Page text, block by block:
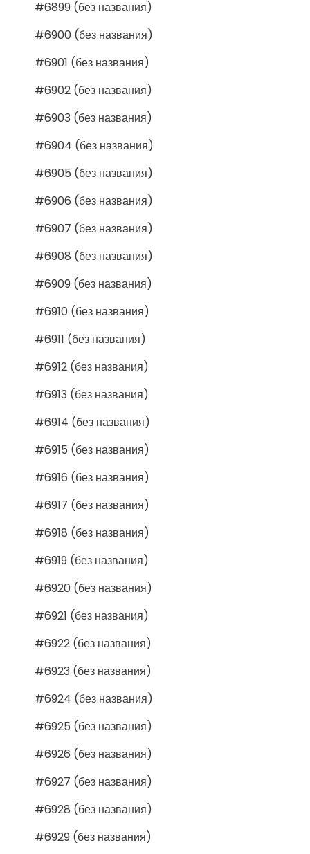
#6899 (без названия)
#6900 (без названия)
#6901 (без названия)
#6902 (без названия)
#6903 (без названия)
#6904 (без названия)
#6905 (без названия)
#6906 (без названия)
#6907 (без названия)
#6908 (без названия)
#6909 (без названия)
#6910 (без названия)
#6911 (без названия)
#6912 (без названия)
#6913 (без названия)
#6914 (без названия)
#6915 (без названия)
#6916 (без названия)
#6917 (без названия)
#6918 (без названия)
#6919 (без названия)
#6920 (без названия)
#6921 (без названия)
#6922 (без названия)
#6923 (без названия)
#6924 (без названия)
#6925 (без названия)
#6926 (без названия)
#6927 (без названия)
#6928 (без названия)
#6929 (без названия)